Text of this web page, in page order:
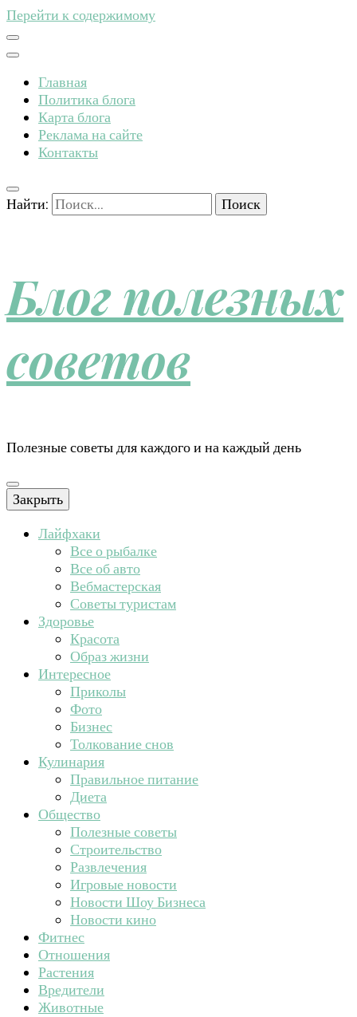
Перейти к содержимому
Главная
Политика блога
Карта блога
Реклама на сайте
Контакты
Найти:
Блог полезных
советов
Полезные советы для каждого и на каждый день
Закрыть
Лайфхаки
Все о рыбалке
Все об авто
Вебмастерская
Советы туристам
Здоровье
Красота
Образ жизни
Интересное
Приколы
Фото
Бизнес
Толкование снов
Кулинария
Правильное питание
Диета
Общество
Полезные советы
Строительство
Развлечения
Игровые новости
Новости Шоу Бизнеса
Новости кино
Фитнес
Отношения
Растения
Вредители
Животные